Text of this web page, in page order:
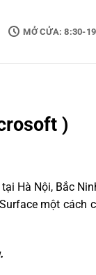
MỞ CỬA: 8:30-
)
Hà Nội, Bắc
một cách